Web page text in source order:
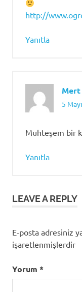
http://
Yanıtla
Mert
5
Muhteşem bir
Yanıtla
LEAVE A REPLY
E-posta adresiniz
işaretlenmişlerdir
Yorum *